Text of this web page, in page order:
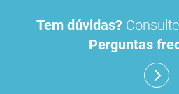
Tem dúvidas?
Perguntas